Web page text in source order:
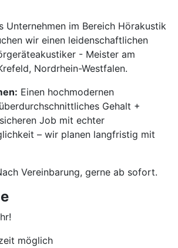
Unternehmen im Bereich Hörakustik
wir einen leidenschaftlichen
- Meister am
Nordrhein-Westfalen.
Einen hochmodernen
Gehalt +
Job mit echter
– wir planen langfristig mit
Vereinbarung, gerne ab sofort.
möglich